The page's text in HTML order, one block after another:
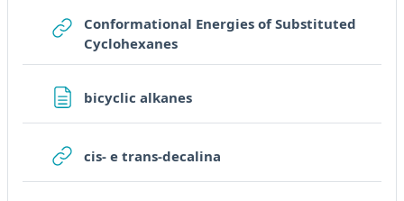
Conformational Energies of Substituted
CyclohexanesURL
bicyclic alkanesPage
cis- e trans-decalina